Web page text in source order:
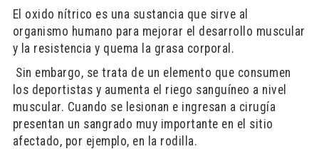
El oxido nítrico es una sustancia que sirve al
organismo humano para mejorar el desarrollo muscular
y la resistencia y quema la grasa corporal.
Sin embargo, se trata de un elemento que consumen
los deportistas y aumenta el riego sanguíneo a nivel
muscular. Cuando se lesionan e ingresan a cirugía
presentan un sangrado muy importante en el sitio
afectado, por ejemplo, en la rodilla.